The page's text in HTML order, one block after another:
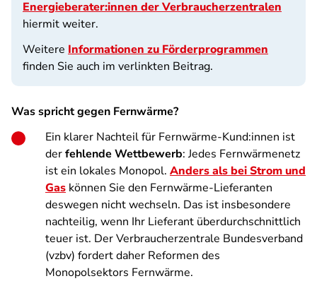
Energieberater:innen der Verbraucherzentralen
hiermit weiter.
Weitere Informationen zu Förderprogrammen
finden Sie auch im verlinkten Beitrag.
Was spricht gegen Fernwärme?
Ein klarer Nachteil für Fernwärme-Kund:innen ist
derfehlende Wettbewerb: Jedes Fernwärmenetz
ist ein lokales Monopol. Anders als bei Strom und
Gas können Sie den Fernwärme-Lieferanten
deswegen nicht wechseln. Das ist insbesondere
nachteilig, wenn Ihr Lieferant überdurchschnittlich
teuer ist. Der Verbraucherzentrale Bundesverband
(vzbv) fordert daher Reformen des
Monopolsektors Fernwärme.